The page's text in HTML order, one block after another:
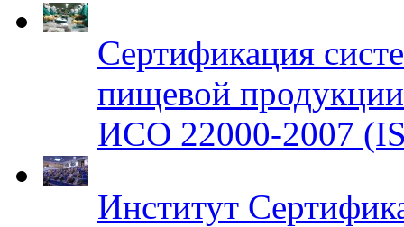
Сертификация
пищевой
ИСО 22000-2007
Институт